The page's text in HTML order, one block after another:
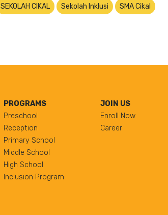
SEKOLAH CIKAL Sekolah Inklusi SMA Cikal
PROGRAMS
Preschool
Reception
Primary School
Middle School
High School
Inclusion Program
JOIN US
Enroll Now
Career